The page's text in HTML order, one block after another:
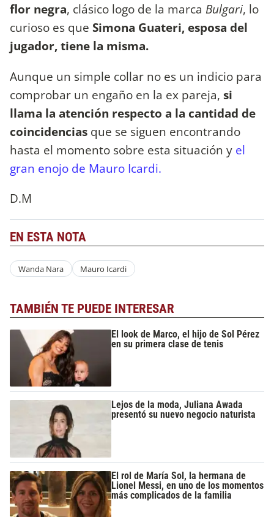
flor negra, clásico logo de la marca Bulgari, lo
curioso es que Simona Guateri, esposa del
jugador, tiene la misma.
Aunque un simple collar no es un indicio para
comprobar un engaño en la ex pareja, si
llama la atención respecto a la cantidad de
coincidencias que se siguen encontrando
hasta el momento sobre esta situación y el
gran enojo de Mauro Icardi.
D.M
EN ESTA NOTA
Wanda Nara Mauro Icardi
TAMBIÉN TE PUEDE INTERESAR
El look de Marco, el hijo de Sol Pérez
en su primera clase de tenis
Lejos de la moda, Juliana Awada
presentó su nuevo negocio naturista
El rol de María Sol, la hermana de
Lionel Messi, en uno de los momentos
más complicados de la familia